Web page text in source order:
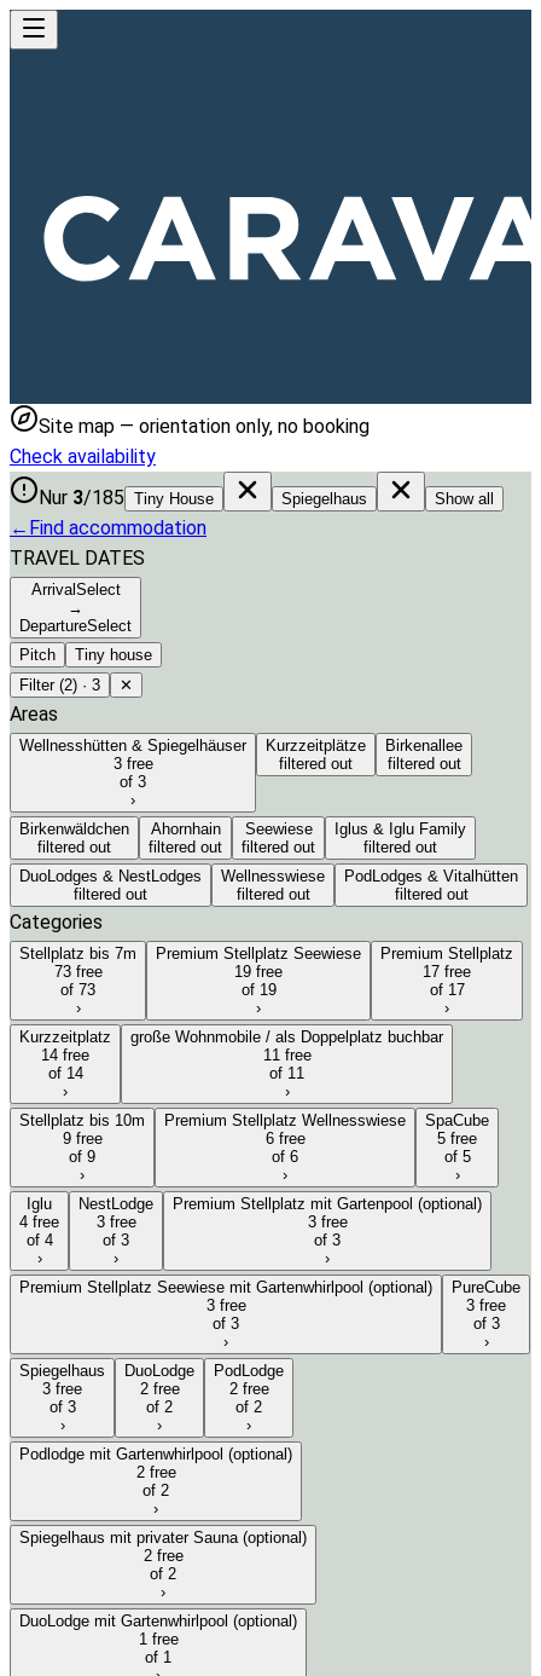
Site map — orientation only, no booking
Check availability
Nur 3/185 Tiny House Spiegelhaus Show all
← Find accommodation
TRAVEL DATES
ArrivalSelect
→
DepartureSelect
Pitch
Tiny house
Filter(2) · 3 ✕
Areas
Wellnesshütten & Spiegelhäuser
3 free
of 3
›
Kurzzeitplätze
filtered out
Birkenallee
filtered out
Birkenwäldchen
filtered out
Ahornhain
filtered out
Seewiese
filtered out
Iglus & Iglu Family
filtered out
DuoLodges & NestLodges
filtered out
Wellnesswiese
filtered out
PodLodges & Vitalhütten
filtered out
Categories
Stellplatz bis 7m
73 free
of 73
›
Premium Stellplatz Seewiese
19 free
of 19
›
Premium Stellplatz
17 free
of 17
›
Kurzzeitplatz
14 free
of 14
›
große Wohnmobile / als Doppelplatz buchbar
11 free
of 11
›
Stellplatz bis 10m
9 free
of 9
›
Premium Stellplatz Wellnesswiese
6 free
of 6
›
SpaCube
5 free
of 5
›
Iglu
4 free
of 4
›
NestLodge
3 free
of 3
›
Premium Stellplatz mit Gartenpool (optional)
3 free
of 3
›
Premium Stellplatz Seewiese mit Gartenwhirlpool (optional)
3 free
of 3
›
PureCube
3 free
of 3
›
Spiegelhaus
3 free
of 3
›
DuoLodge
2 free
of 2
›
PodLodge
2 free
of 2
›
Podlodge mit Gartenwhirlpool (optional)
2 free
of 2
›
Spiegelhaus mit privater Sauna (optional)
2 free
of 2
›
DuoLodge mit Gartenwhirlpool (optional)
1 free
of 1